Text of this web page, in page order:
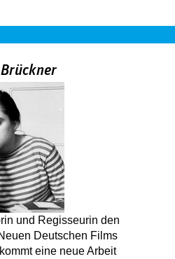
und Regisseurin den
Deutschen Films
eine neue Arbeit